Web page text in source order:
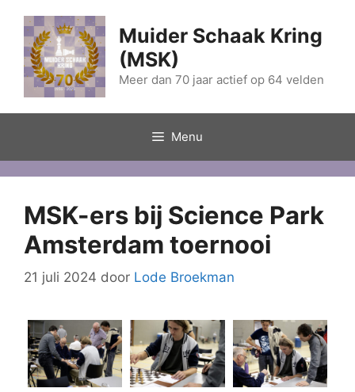
naar
inhoud
Muider Schaak Kring
(MSK)
Meer dan 70 jaar actief op 64 velden
Menu
MSK-ers bij Science Park
Amsterdam toernooi
21 juli 2024 door Lode Broekman